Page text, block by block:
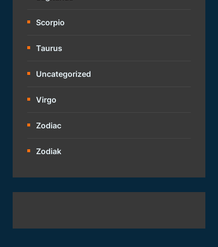
Scorpio
Taurus
Uncategorized
Virgo
Zodiac
Zodiak